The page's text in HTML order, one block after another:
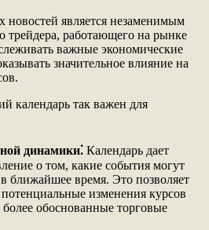
новостей является незаменимым
трейдера, работающего на рынке
важные экономические
значительное влияние на
календарь так важен для
динамики⁚ Календарь дает
о том, какие события могут
ближайшее время. Это позволяет
изменения курсов
обоснованные торговые